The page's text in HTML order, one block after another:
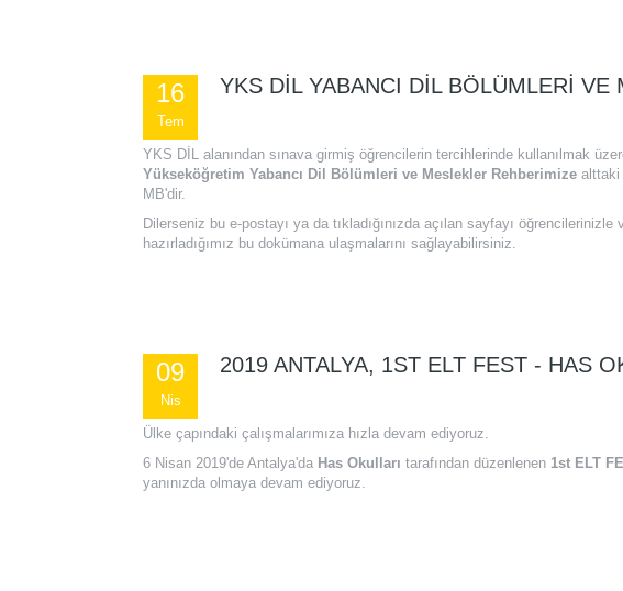
16
Tem
YKS DİL YABANCI DIL BÖLÜMLERI VE
YKS DİL alanından sınava girmiş öğrencilerin tercihlerinde kullanılmak
Yükseköğretim Yabancı Dil Bölümleri ve Meslekler Rehberimize alttaki
MB'dir.
Dilerseniz bu e-postayı ya da tıkladığınızda açılan sayfayı
hazırladığımız bu dokümana ulaşmalarını sağlayabilirsiniz.
09
Nis
2019 ANTALYA, 1ST ELT FEST - HAS
Ülke çapındaki çalışmalarımıza hızla devam ediyoruz.
6 Nisan 2019'de Antalya'da Has Okulları tarafından düzenlenen 1st ELT
yanınızda olmaya devam ediyoruz.